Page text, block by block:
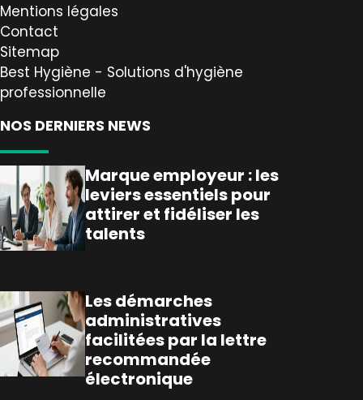
Mentions légales
Contact
Sitemap
Best Hygiène - Solutions d'hygiène
professionnelle
NOS DERNIERS NEWS
Marque employeur : les
leviers essentiels pour
attirer et fidéliser les
talents
Les démarches
administratives
facilitées par la lettre
recommandée
électronique